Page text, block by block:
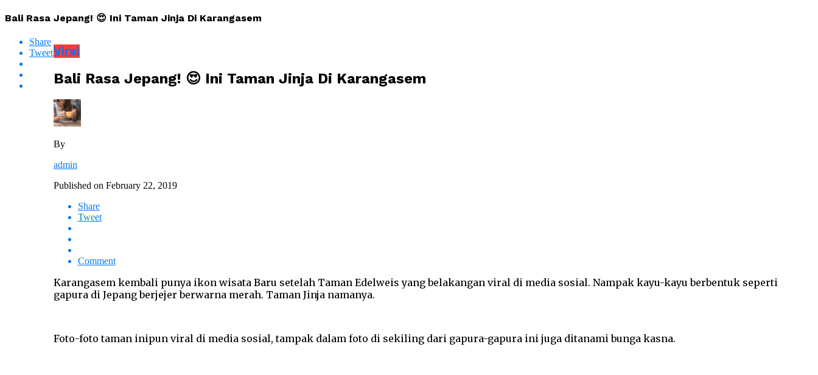
Bali Rasa Jepang! 😍 Ini Taman Jinja Di Karangasem
Share
TweetViral
Bali Rasa Jepang! 😍 Ini Taman Jinja Di Karangasem
By
admin
Published on February 22, 2019
Share
Tweet
Comment
Karangasem kembali punya ikon wisata Baru setelah Taman Edelweis yang belakangan viral di media sosial. Nampak kayu-kayu berbentuk seperti
gapura di Jepang berjejer berwarna merah. Taman Jinja namanya.
Foto-foto taman inipun viral di media sosial, tampak dalam foto di sekiling dari gapura-gapura ini juga ditanami bunga kasna.